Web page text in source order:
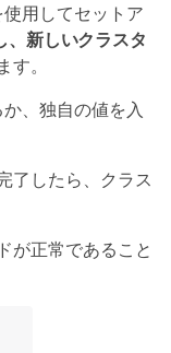
用してセットア
、新しいクラスタ
す。
、独自の値を入
了したら、クラス
が正常であること